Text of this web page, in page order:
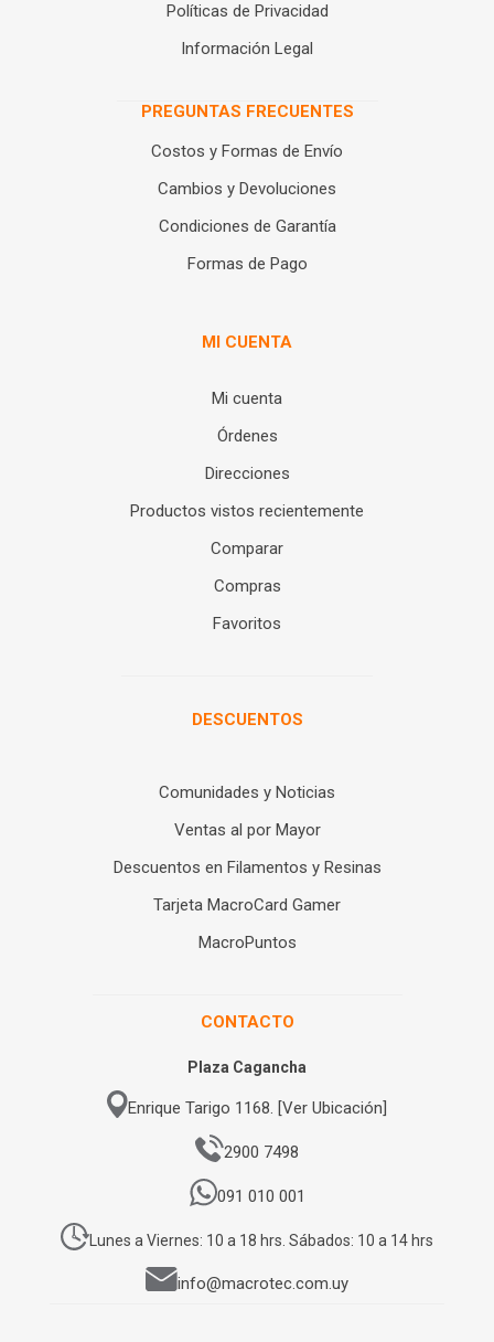
Políticas de Privacidad
Información Legal
PREGUNTAS FRECUENTES
Costos y Formas de Envío
Cambios y Devoluciones
Condiciones de Garantía
Formas de Pago
MI CUENTA
Mi cuenta
Órdenes
Direcciones
Productos vistos recientemente
Comparar
Compras
Favoritos
DESCUENTOS
Comunidades y Noticias
Ventas al por Mayor
Descuentos en Filamentos y Resinas
Tarjeta MacroCard Gamer
MacroPuntos
CONTACTO
Plaza Cagancha
Enrique Tarigo 1168. [Ver Ubicación]
2900 7498
091 010 001
Lunes a Viernes: 10 a 18 hrs. Sábados: 10 a 14 hrs
info@macrotec.com.uy